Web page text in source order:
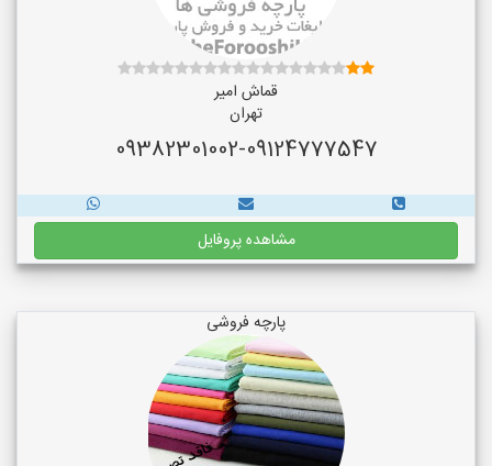
قماش امیر
تهران
09382301002-09124777547
مشاهده پروفایل
پارچه فروشی